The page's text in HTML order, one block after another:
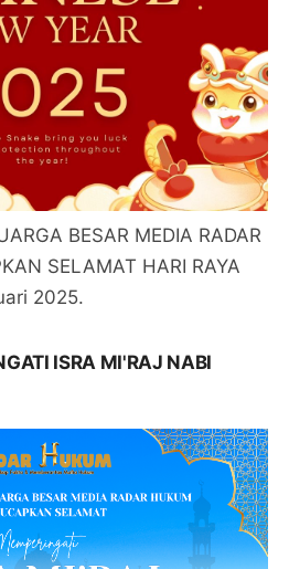
BESAR MEDIA RADAR
SELAMAT HARI RAYA
2025.
ISRA MI'RAJ NABI